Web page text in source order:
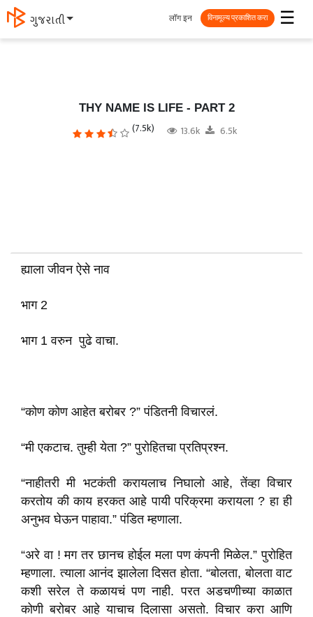
ગુજરાતી ☰
लॉग इन विनामूल्य प्रकाशित करा
THY NAME IS LIFE - PART 2
(7.5k) 13.6k 6.5k
ह्याला जीवन ऐसे नाव
भाग 2
भाग 1 वरुन पुढे वाचा.
“कोण कोण आहेत बरोबर ?” पंडितनी विचारलं.
“मी एकटाच. तुम्ही येता ?” पुरोहितचा प्रतिप्रश्न.
“नाहीतरी मी भटकंती करायलाच निघालो आहे, तेंव्हा विचार
करतोय की काय हरकत आहे पायी परिक्रमा करायला ? हा ही
अनुभव घेऊन पाहावा.” पंडित म्हणाला.
“अरे वा ! मग तर छानच होईल मला पण कंपनी मिळेल.” पुरोहित
म्हणाला. त्याला आनंद झालेला दिसत होता. “बोलता, बोलता वाट
कशी सरेल ते कळायचं पण नाही. परत अडचणीच्या काळात
कोणी बरोबर आहे याचाच दिलासा असतो. विचार करा आणि